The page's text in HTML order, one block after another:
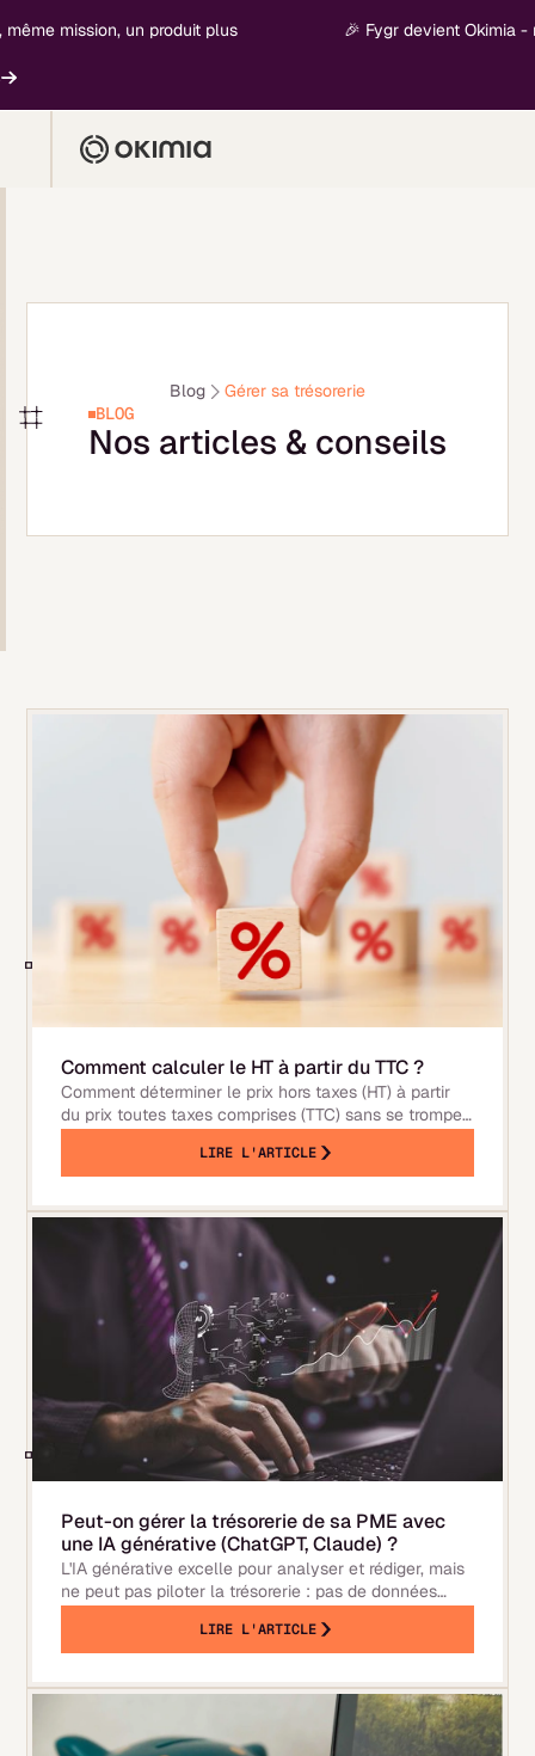
mission, un produit plus 🎉 Fygr devient Okimia -
Blog
Gérer sa trésorerie
BLOG
Nos articles & conseils
Comment calculer le HT à partir du TTC ?
Comment déterminer le prix hors taxes (HT) à partir
du prix toutes taxes comprises (TTC) sans se tromper
problème avec notre calculatrice TVA simple et
rapide. Entrez le montant TTC et le taux de TVA en
fonction de la nature du produit ou des services
LIRE L'ARTICLE
Peut-on gérer la trésorerie de sa PME avec
une IA générative (ChatGPT, Claude) ?
L'IA générative excelle pour analyser et rédiger, mais
ne peut pas piloter la trésorerie : pas de données
LIRE L'ARTICLE